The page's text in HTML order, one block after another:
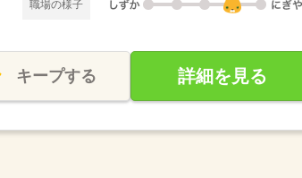
職場の様子
キープする 詳細を見る